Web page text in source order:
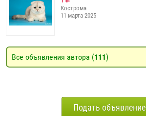
Кострома
11 марта 2025
Все объявления автора (111)
Подать объявление